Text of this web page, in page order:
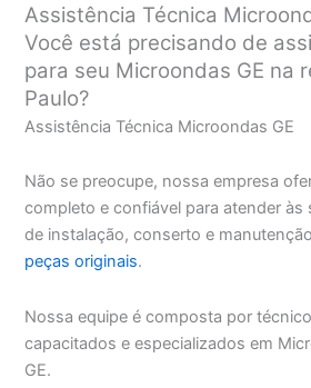
Assistência Técnica
Você está precisando de
para seu Microondas GE na
Paulo?
Assistência Técnica Microondas GE
Não se preocupe, nossa empresa
completo e confiável para atender às
de instalação, conserto e
peças originais.
Nossa equipe é composta por
capacitados e especializados em
GE.